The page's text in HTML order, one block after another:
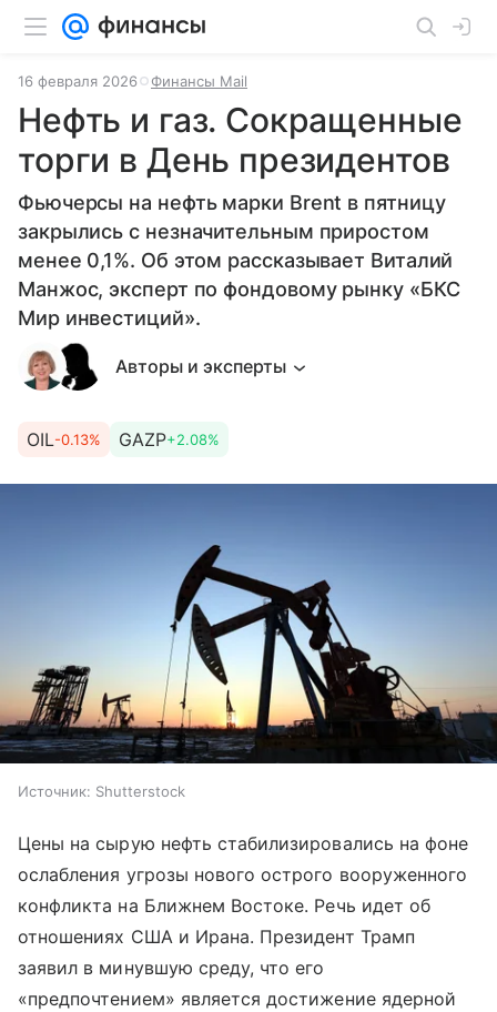
16 февраля 2026 Финансы Mail
Нефть и газ. Сокращенные
торги в День президентов
Фьючерсы на нефть марки Brent в пятницу
закрылись с незначительным приростом
менее 0,1%. Об этом рассказывает Виталий
Манжос, эксперт по фондовому рынку «БКС
Мир инвестиций».
Авторы и эксперты
OIL-0.13% GAZP+2.08%
Источник: Shutterstock
Цены на сырую нефть стабилизировались на фоне
ослабления угрозы нового острого вооруженного
конфликта на Ближнем Востоке. Речь идет об
отношениях США и Ирана. Президент Трамп
заявил в минувшую среду, что его
«предпочтением» является достижение ядерной